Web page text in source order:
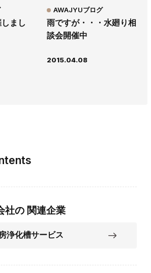
まし
雨ですが・・・水廻り相
談会開催中
AWAJYUブログ
2015.04.08
社の 関連企業
浄化槽サービス